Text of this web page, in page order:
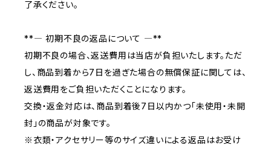
了承ください。
**― 初期不良の返品について ―**
初期不良の場合、返送費用は当店が負担いたします。ただ
し、商品到着から7日を過ぎた場合の無償保証に関しては、
返送費用をご負担いただくことになります。
交換・返金対応は、商品到着後7日以内かつ「未使用・未開
封」の商品が対象です。
※衣類・アクセサリー等のサイズ違いによる返品はお受け